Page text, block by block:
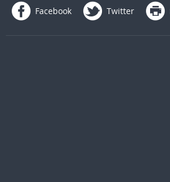
Facebook Twitter